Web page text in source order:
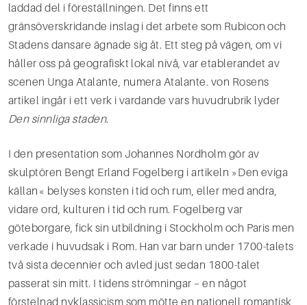
laddad del i föreställningen. Det finns ett
gränsöverskridande inslag i det arbete som Rubi­con och
Stadens dansare ägnade sig åt. Ett steg på vägen, om vi
håller oss på geografiskt lokal nivå, var etablerandet av
scenen Unga Atalante, numera Atalante. von Rosens
artikel ingår i ett verk i vardan­de vars huvudrubrik lyder
Den sinnliga staden.
I den presentation som Johannes Nordholm gör av
skulptören Bengt Erland Fogelberg i artikeln »Den eviga
källan« belyses konsten i tid och rum, eller med andra,
vidare ord, kulturen i tid och rum. Fogel­berg var
göteborgare, fick sin utbildning i Stockholm och Paris men
verkade i huvudsak i Rom. Han var barn under 1700-­talets
två sista decennier och avled just sedan 1800­-talet
passerat sin mitt. I tidens strömningar – en något
förstelnad nyklassicism som mötte en nationell romantisk